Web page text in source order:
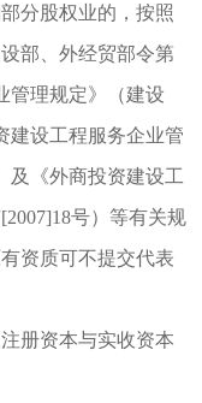
分股权业的，按照
部、外经贸部令第
管理规定》（建设
建设工程服务企业管
及《外商投资建设工
号）等有关规
资质可不提交代表
册资本与实收资本